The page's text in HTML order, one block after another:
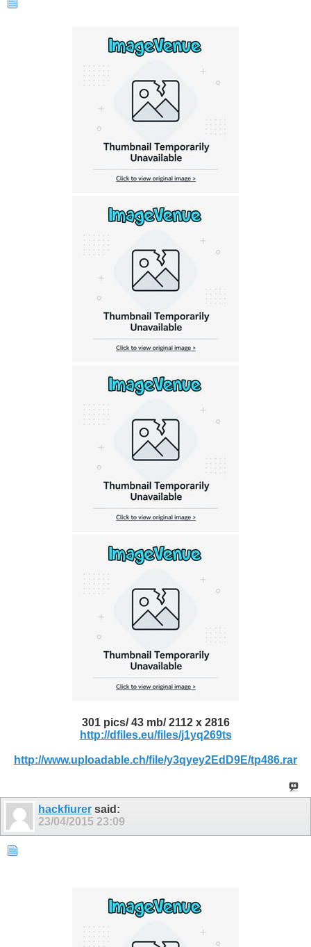
301 pics/ 43 mb/ 2112 x 2816
http://dfiles.eu/files/j1yq269ts
http://www.uploadable.ch/file/y3qyey2EdD9E/tp486.rar
hackfiurer said:
23/04/2015 23:09